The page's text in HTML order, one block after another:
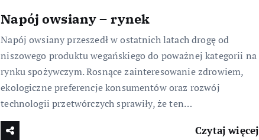
Napój owsiany – rynek
Napój owsiany przeszedł w ostatnich latach drogę od
niszowego produktu wegańskiego do poważnej kategorii na
rynku spożywczym. Rosnące zainteresowanie zdrowiem,
ekologiczne preferencje konsumentów oraz rozwój
technologii przetwórczych sprawiły, że ten…
Czytaj więcej